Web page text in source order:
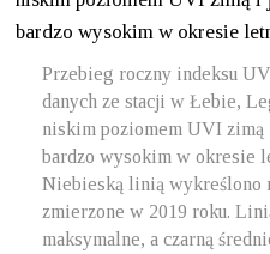
Przebieg roczny indeksu
danych ze stacji w Łebie,
niskim poziomem UVI
bardzo wysokim w okresie
Niebieską linią wykreślono
zmierzone w 2019 roku.
maksymalne, a czarną